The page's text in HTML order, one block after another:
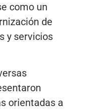
como un
de
y servicios
orientadas a